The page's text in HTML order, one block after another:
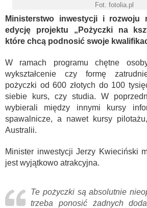
Fot. fotolia.pl
Ministerstwo inwestycji i rozwoju
edycję projektu „Pożyczki na
które chcą podnosić swoje
W ramach programu chętne
wykształcenie czy formę
pożyczki od 600 złotych do 100
siebie kurs, czy studia. W
wybierali między innymi kursy
spawalnicze, a nawet kursy
Australii.
Minister inwestycji Jerzy Kwieciński
jest wyjątkowo atrakcyjna.
Te pożyczki są absolutnie
trzeba ponosić żadnych